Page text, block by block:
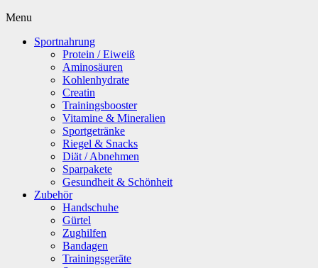
Menu
Sportnahrung
Protein / Eiweiß
Aminosäuren
Kohlenhydrate
Creatin
Trainingsbooster
Vitamine & Mineralien
Sportgetränke
Riegel & Snacks
Diät / Abnehmen
Sparpakete
Gesundheit & Schönheit
Zubehör
Handschuhe
Gürtel
Zughilfen
Bandagen
Trainingsgeräte